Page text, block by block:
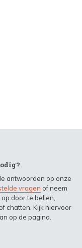
antwoorden op onze
vragen of neem
door te bellen,
chatten. Kijk hiervoor
op de pagina.